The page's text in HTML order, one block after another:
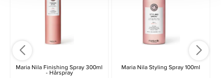
Maria Nila Finishing Spray 300ml
- Hårspray
Maria Nila Styling Spray 100ml